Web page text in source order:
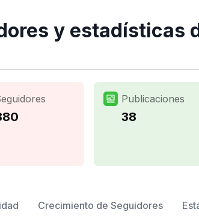
y estadísticas
Publicaciones
38
Crecimiento de Seguidores